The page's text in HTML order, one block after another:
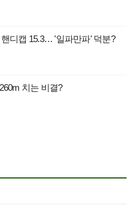
디캡 15.3… '일파만파' 덕분?
치는 비결?